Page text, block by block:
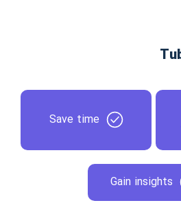
Save time
Gain insights